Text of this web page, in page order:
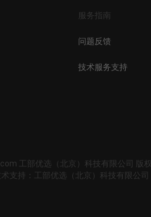
服务指南
问题反馈
技术服务支持
工部优选（北京）科技有限公司 版
术支持：工部优选（北京）科技有限公司